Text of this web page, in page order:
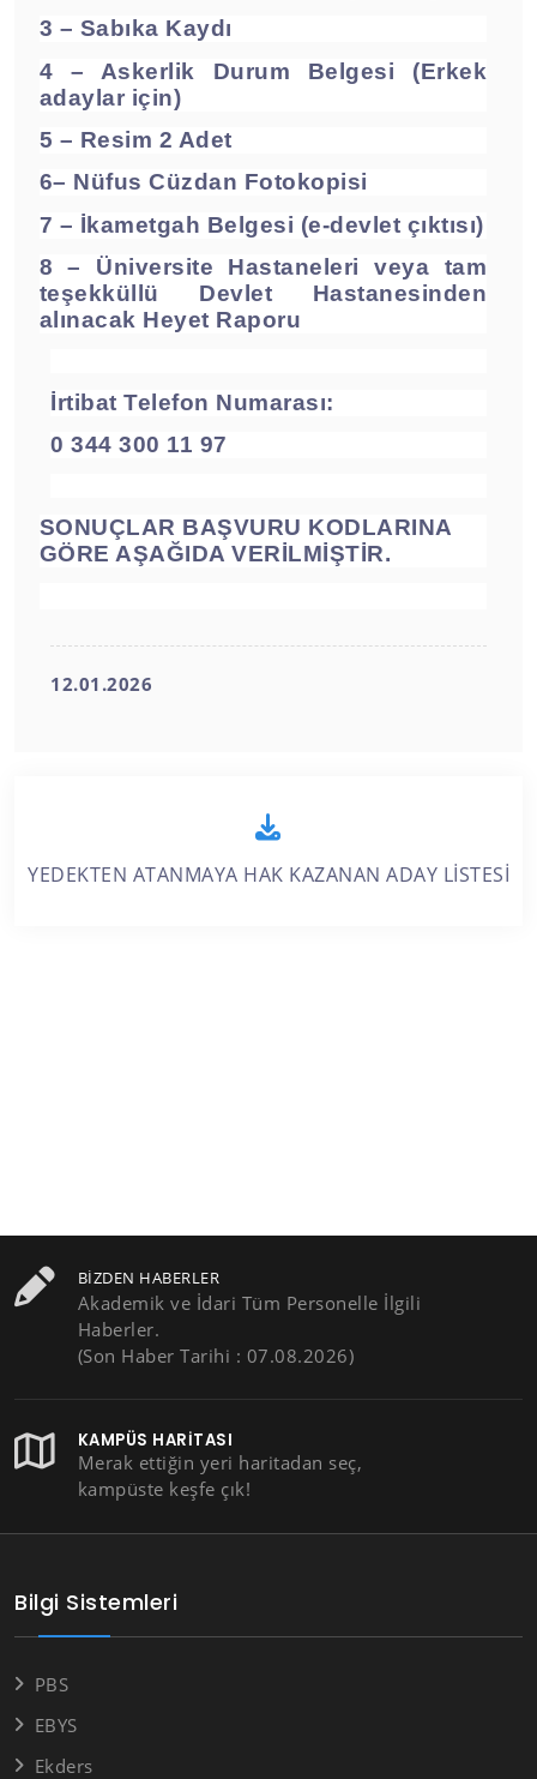
3 – Sabıka Kaydı
4 – Askerlik Durum Belgesi (Erkek
adaylar için)
5 – Resim 2 Adet
6– Nüfus Cüzdan Fotokopisi
7 – İkametgah Belgesi (e-devlet çıktısı)
8 – Üniversite Hastaneleri veya tam
teşekküllü Devlet Hastanesinden
alınacak Heyet Raporu
İrtibat Telefon Numarası:
0 344 300 11 97
SONUÇLAR BAŞVURU KODLARINA
GÖRE AŞAĞIDA VERİLMİŞTİR.
12.01.2026
YEDEKTEN ATANMAYA HAK KAZANAN ADAY LİSTESİ
BIZDEN HABERLER
Akademik ve İdari Tüm Personelle İlgili
Haberler.
(Son Haber Tarihi : 07.08.2026)
KAMPÜS HARITASI
Merak ettiğin yeri haritadan seç,
kampüste keşfe çık!
Bilgi Sistemleri
PBS
EBYS
Ekders